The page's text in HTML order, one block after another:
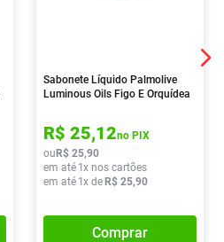
Sabonete Líquido Palmolive
Luminous Oils Figo E Orquídea
R$ 25,12no PIX
ou R$ 25,90
em até 1x nos cartões
em até 1x de R$ 25,90
Comprar